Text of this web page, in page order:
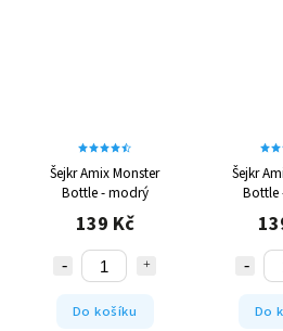
Šejkr Amix Monster
Bottle - modrý
139 Kč
Do košíku
Šejkr
Bottle
Do